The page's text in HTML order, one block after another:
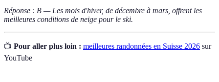
Réponse : B — Les mois d'hiver, de décembre à mars, offrent les
meilleures conditions de neige pour le ski.
📺 Pour aller plus loin : meilleures randonnées en Suisse 2026 sur
YouTube